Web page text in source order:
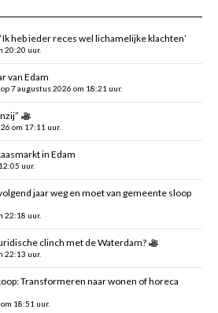
heb ieder reces wel lichamelijke klachten’
20:20 uur.
van Edam
7 augustus 2026 om 18:21 uur.
om 17:11 uur.
in Edam
uur.
jaar weg en moet van gemeente sloop
22:18 uur.
clinch met de Waterdam?
22:13 uur.
Transformeren naar wonen of horeca
18:51 uur.